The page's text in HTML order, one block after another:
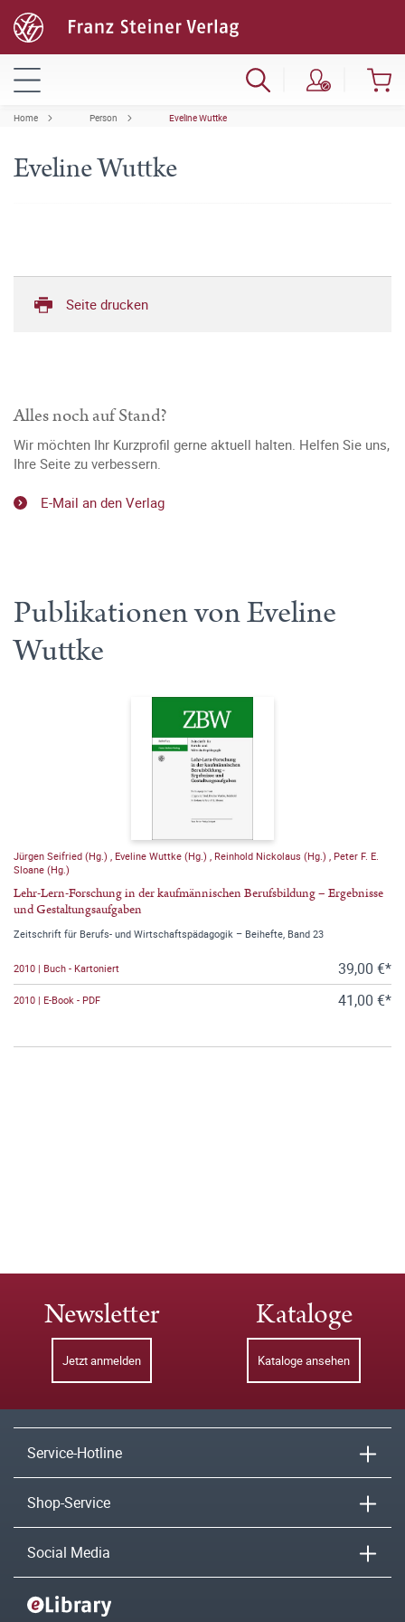
Home Person Eveline Wuttke
Eveline Wuttke
Seite drucken
Alles noch auf Stand?
Wir möchten Ihr Kurzprofil gerne aktuell halten. Helfen Sie uns,
Ihre Seite zu verbessern.
E-Mail an den Verlag
Publikationen von Eveline
Wuttke
Jürgen Seifried (Hg.) Eveline Wuttke (Hg.) Reinhold Nickolaus (Hg.)
Peter F. E.
Sloane (Hg.)
Lehr-Lern-Forschung in der kaufmännischen Berufsbildung – Ergebnisse
und Gestaltungsaufgaben
Zeitschrift für Berufs- und Wirtschaftspädagogik – Beihefte, Band 23
2010 | Buch - Kartoniert 39,00 €*
2010 | E-Book - PDF 41,00 €*
Newsletter
Jetzt anmelden
Kataloge
Kataloge ansehen
Service-Hotline
Shop-Service
Social Media